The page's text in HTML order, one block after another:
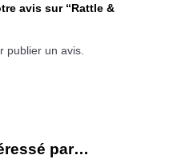
avis sur “Rattle &
publier un avis.
par…